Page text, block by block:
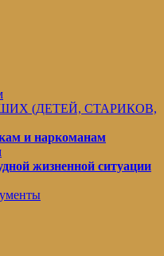
(ДЕТЕЙ, СТАРИКОВ,
и наркоманам
жизненной ситуации